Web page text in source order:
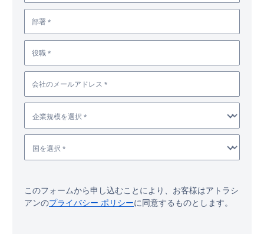
部署 *
役職 *
会社のメールアドレス *
このフォームから申し込むことにより、お客様はアトラシ
アンのプライバシー ポリシーに同意するものとします。